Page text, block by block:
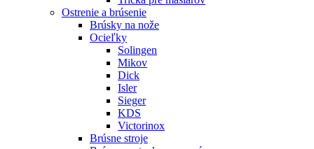
Ostrenie a brúsenie
Brúsky na nože
Ocieľky
Solingen
Mikov
Dick
Isler
Sieger
KDS
Victorinox
Brúsne stroje